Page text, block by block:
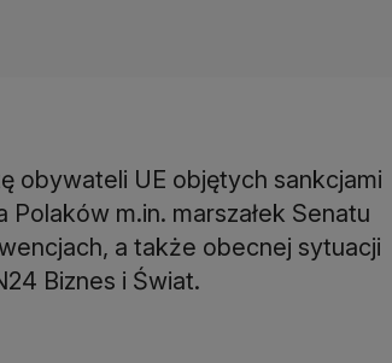
obywateli UE objętych sankcjami
m.in. marszałek Senatu
a także obecnej sytuacji
Biznes i Świat.